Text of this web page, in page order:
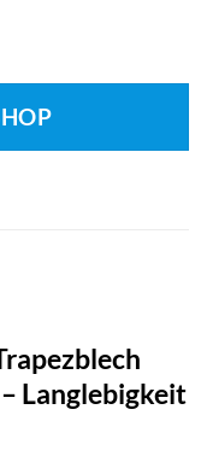
Langlebigkeit